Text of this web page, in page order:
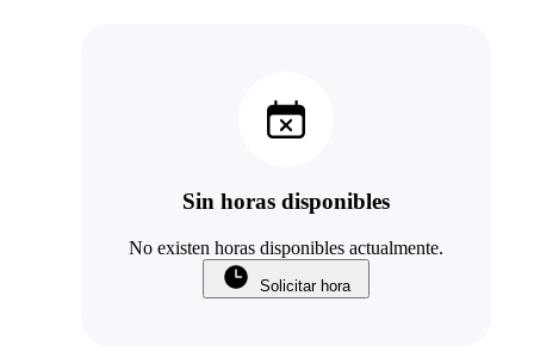
Sin horas disponibles
No existen horas disponibles actualmente.
Solicitar hora